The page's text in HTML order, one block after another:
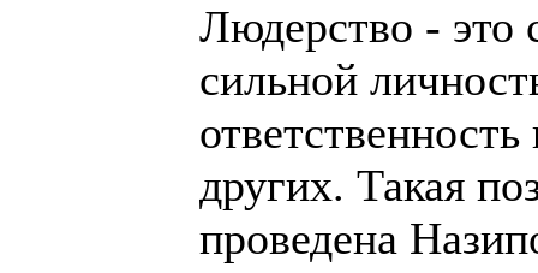
Людерство - это
сильной
других. Такая
проведена